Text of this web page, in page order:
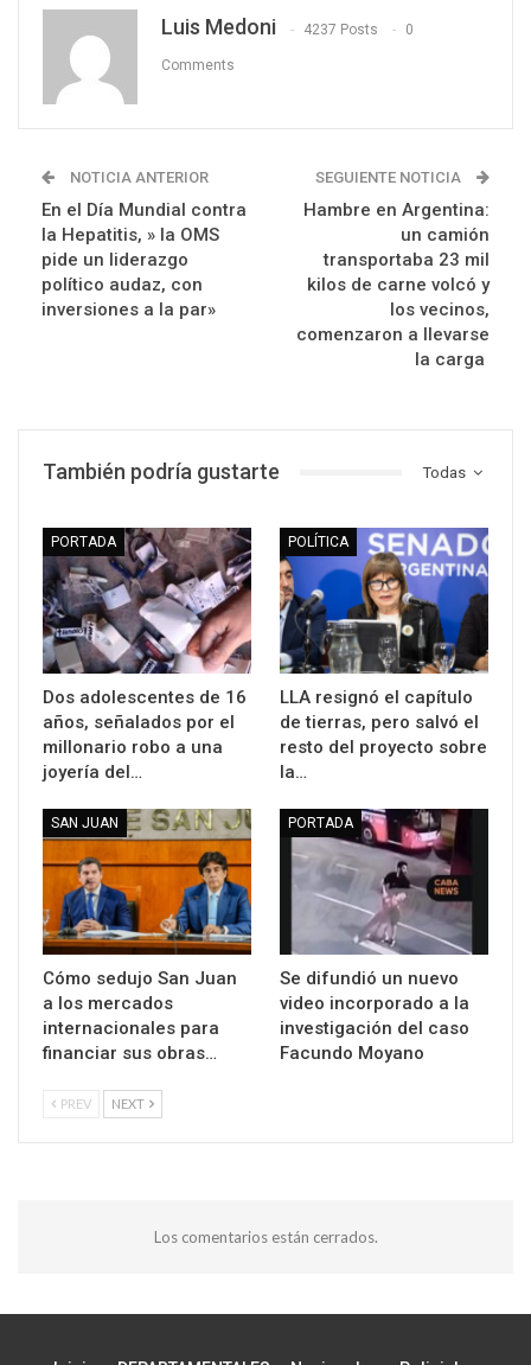
Luis Medoni 4237 Posts 0
Comments
NOTICIA ANTERIOR
En el Día Mundial contra
la Hepatitis, » la OMS
pide un liderazgo
político audaz, con
inversiones a la par»
SEGUIENTE NOTICIA
Hambre en Argentina:
un camión
transportaba 23 mil
kilos de carne volcó y
los vecinos,
comenzaron a llevarse
la carga
Todas
También podría gustarte
PORTADA
Dos adolescentes de 16
años, señalados por el
millonario robo a una
joyería del…
POLÍTICA
LLA resignó el capítulo
de tierras, pero salvó el
resto del proyecto sobre
la…
SAN JUAN
Cómo sedujo San Juan
a los mercados
internacionales para
financiar sus obras…
PORTADA
Se difundió un nuevo
video incorporado a la
investigación del caso
Facundo Moyano
PREV NEXT
Los comentarios están cerrados.